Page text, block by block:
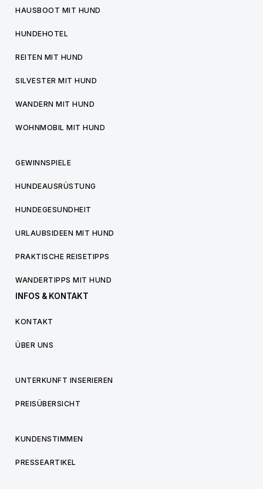
HAUSBOOT MIT HUND
HUNDEHOTEL
REITEN MIT HUND
SILVESTER MIT HUND
WANDERN MIT HUND
WOHNMOBIL MIT HUND
GEWINNSPIELE
HUNDEAUSRÜSTUNG
HUNDEGESUNDHEIT
URLAUBSIDEEN MIT HUND
PRAKTISCHE REISETIPPS
WANDERTIPPS MIT HUND
INFOS & KONTAKT
KONTAKT
ÜBER UNS
UNTERKUNFT INSERIEREN
PREISÜBERSICHT
KUNDENSTIMMEN
PRESSEARTIKEL